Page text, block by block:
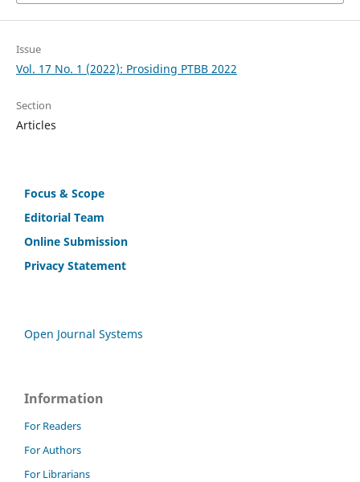
Issue
Vol. 17 No. 1 (2022): Prosiding PTBB 2022
Section
Articles
Focus & Scope
Editorial Team
Online Submission
Privacy Statement
Open Journal Systems
Information
For Readers
For Authors
For Librarians